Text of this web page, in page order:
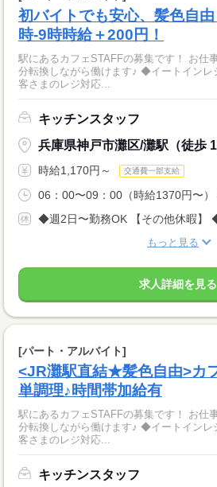
初バイトでも安心、髪色自
時-9時時給＋200円！
駅にあるカフェSTAFFの募集です！ お仕
分転換しながら働けます♪ ◆イートインレジ ・店内で過ごされるお
客さまのレジ対応...
キッチンスタッフ
兵庫県神戸市灘区/灘駅（徒歩 1
時給1,170円～ 交通費一部支給
06：00〜09：00（時給1370円〜
◆週2日〜勤務OK 【その他休暇】
もっと見る
求人詳細を見る
[パート・アルバイト]
<JR灘駅直結★髪色自由>カ
単調理♪時間帯加給有
駅にあるカフェSTAFFの募集です！ お仕
分転換しながら働けます♪ ◆イートインレジ ・店内で過ごされるお
客さまのレジ対応...
キッチンスタッフ